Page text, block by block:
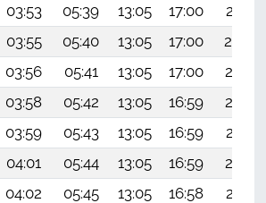
03:53 05:39 13:05 17:00
20:21
03:55 05:40 13:05 17:00
20:20
03:56 05:41 13:05 17:00
20:19
03:58 05:42 13:05 16:59
20:18
03:59 05:43 13:05 16:59
20:17
04:01 05:44 13:05 16:59
20:16
04:02 05:45 13:05 16:58
20:15